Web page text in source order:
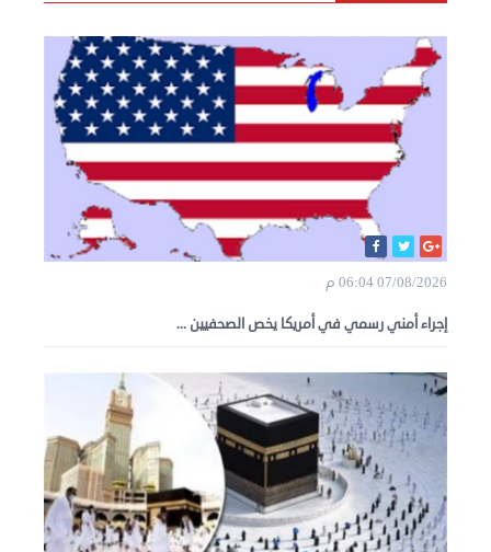
07/08/2026 06:04 م
إجراء أمني رسمي في أمريكا يخص الصحفيين ...